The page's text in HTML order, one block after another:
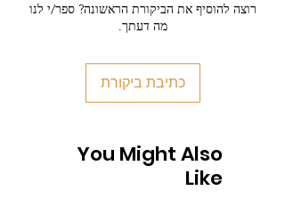
רוצה להוסיף את הביקורת הראשונה? ספר/י לנו
מה דעתך.
כתיבת ביקורת
You Might Also
Like